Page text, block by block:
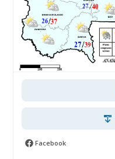
Facebook